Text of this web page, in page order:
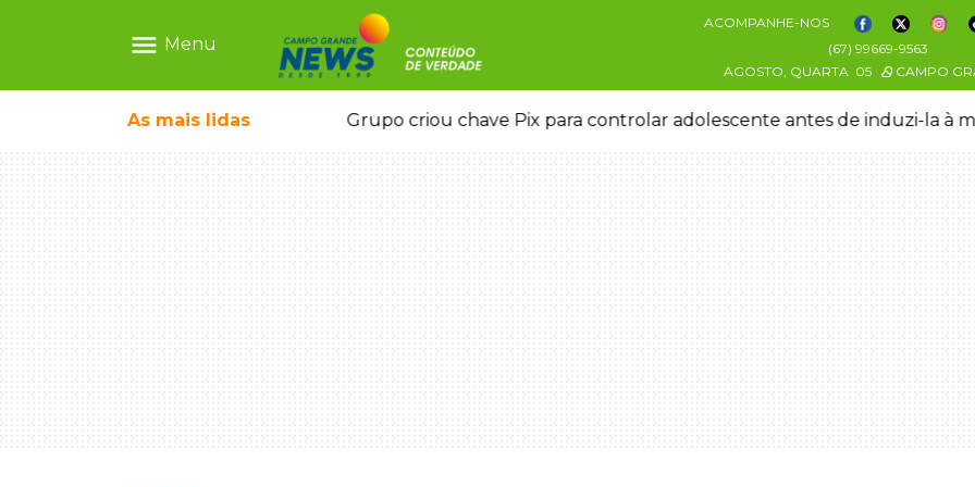
menu Menu
ACOMPANHE-NOS
(67) 99669-9563
AGOSTO, QUARTA 05 CAMPO
As mais lidas
deixou 4 mortos e 8 feridos Grupo criou chave Pix para controlar adolescente antes de induzi-la à